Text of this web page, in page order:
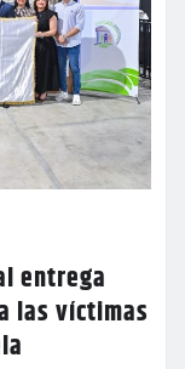
entrega
las víctimas